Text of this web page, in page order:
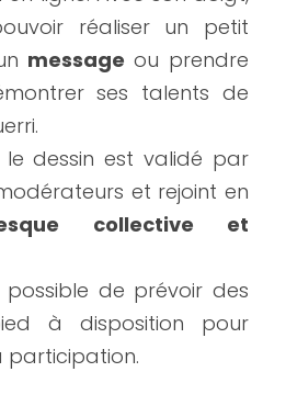
message ou prendre
le dessin est validé par
et rejoint en
collective et
de prévoir des
à disposition pour
participation.